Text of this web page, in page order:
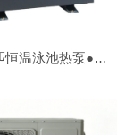
【智恩】3匹恒温泳池热泵●顶吹